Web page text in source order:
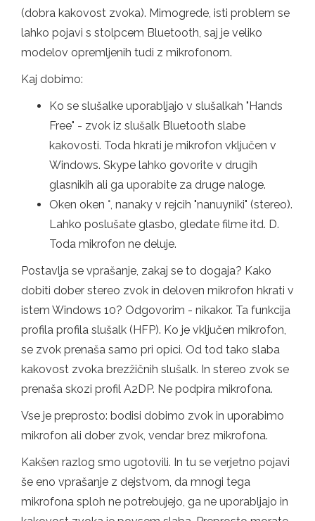
(dobra kakovost zvoka). Mimogrede, isti problem se
lahko pojavi s stolpcem Bluetooth, saj je veliko
modelov opremljenih tudi z mikrofonom.
Kaj dobimo:
Ko se slušalke uporabljajo v slušalkah "Hands
Free" - zvok iz slušalk Bluetooth slabe
kakovosti. Toda hkrati je mikrofon vključen v
Windows. Skype lahko govorite v drugih
glasnikih ali ga uporabite za druge naloge.
Oken oken °, nanaky v rejcih "nanuyniki" (stereo).
Lahko poslušate glasbo, gledate filme itd. D.
Toda mikrofon ne deluje.
Postavlja se vprašanje, zakaj se to dogaja? Kako
dobiti dober stereo zvok in deloven mikrofon hkrati v
istem Windows 10? Odgovorim - nikakor. Ta funkcija
profila profila slušalk (HFP). Ko je vključen mikrofon,
se zvok prenaša samo pri opici. Od tod tako slaba
kakovost zvoka brezžičnih slušalk. In stereo zvok se
prenaša skozi profil A2DP. Ne podpira mikrofona.
Vse je preprosto: bodisi dobimo zvok in uporabimo
mikrofon ali dober zvok, vendar brez mikrofona.
Kakšen razlog smo ugotovili. In tu se verjetno pojavi
še eno vprašanje z dejstvom, da mnogi tega
mikrofona sploh ne potrebujejo, ga ne uporabljajo in